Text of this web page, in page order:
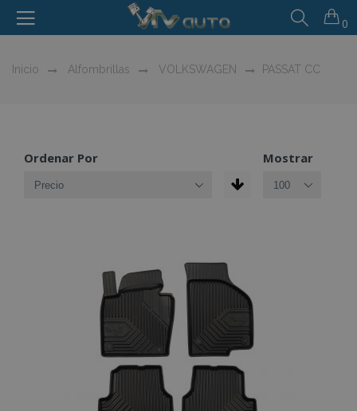
0
Inicio Alfombrillas VOLKSWAGEN PASSAT CC
Ordenar Por Mostrar